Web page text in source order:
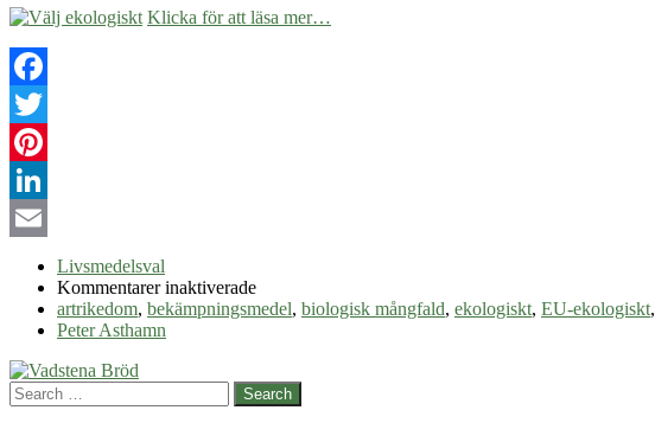
Klicka för att läsa mer…
Facebook
Twitter
Pinterest
LinkedIn
Livsmedelsval
Kommentarer inaktiveradeför
Välj
artrikedom, bekämpningsmedel, biologisk mångfald, ekologiskt, EU-ekologiskt,
Peter Asthamn
Search